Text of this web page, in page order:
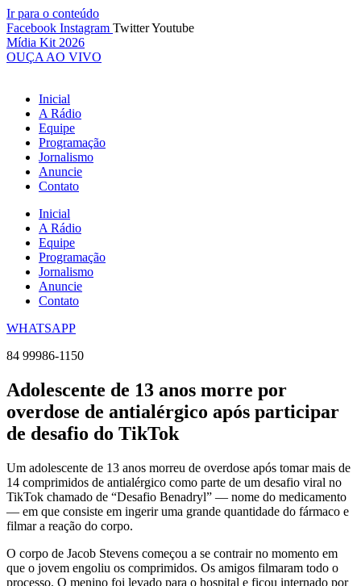
Ir para o conteúdo
Facebook Instagram TwitterYoutube
Mídia Kit 2026
OUÇA AO VIVO
Inicial
A Rádio
Equipe
Programação
Jornalismo
Anuncie
Contato
Inicial
A Rádio
Equipe
Programação
Jornalismo
Anuncie
Contato
WHATSAPP
84 99986-1150
Adolescente de 13 anos morre por
overdose de antialérgico após participar
de desafio do TikTok
Um adolescente de 13 anos morreu de overdose após tomar mais de
14 comprimidos de antialérgico como parte de um desafio viral no
TikTok chamado de “Desafio Benadryl” — nome do medicamento
— em que consiste em ingerir uma grande quantidade do fármaco e
filmar a reação do corpo.
O corpo de Jacob Stevens começou a se contrair no momento em
que o jovem engoliu os comprimidos. Os amigos filmaram todo o
processo. O menino foi levado para o hospital e ficou internado por